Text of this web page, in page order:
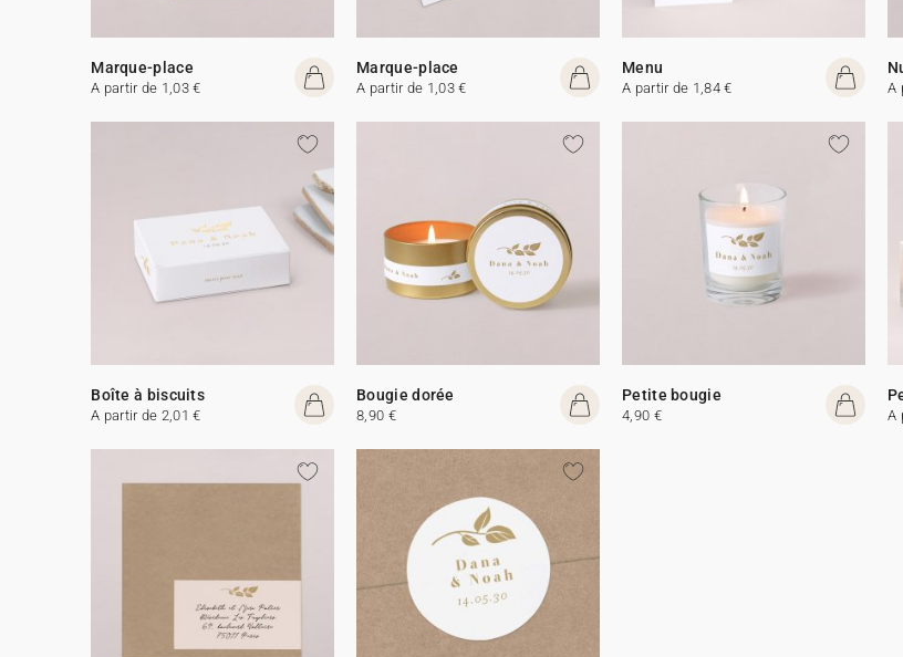
Marque-place
A partir de 1,03 €
Marque-place
A partir de 1,03 €
Menu
A partir de 1,84 € A
Boîte à biscuits
A partir de 2,01 €
Bougie dorée
8,90 €
Petite bougie
4,90 € A